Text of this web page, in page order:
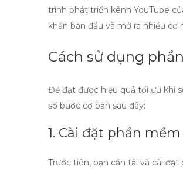
trình phát triển kênh YouTube
khăn ban đầu và mở ra nhiều cơ
Cách sử dụng
Để đạt được hiệu quả tối ưu khi
số bước cơ bản sau đây:
1. Cài đặt phần mềm
Trước tiên, bạn cần tải và cài đặt